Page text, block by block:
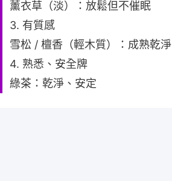
薰衣草（淡）：放鬆但不催眠
3. 有質感
雪松 / 檀香（輕木質）：成熟乾淨
4. 熟悉、安全牌
綠茶：乾淨、安定